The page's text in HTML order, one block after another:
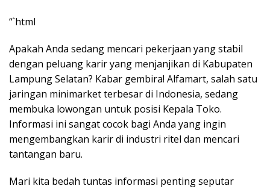
“`html
Apakah Anda sedang mencari pekerjaan yang stabil
dengan peluang karir yang menjanjikan di Kabupaten
Lampung Selatan? Kabar gembira! Alfamart, salah satu
jaringan minimarket terbesar di Indonesia, sedang
membuka lowongan untuk posisi Kepala Toko.
Informasi ini sangat cocok bagi Anda yang ingin
mengembangkan karir di industri ritel dan mencari
tantangan baru.
Mari kita bedah tuntas informasi penting seputar